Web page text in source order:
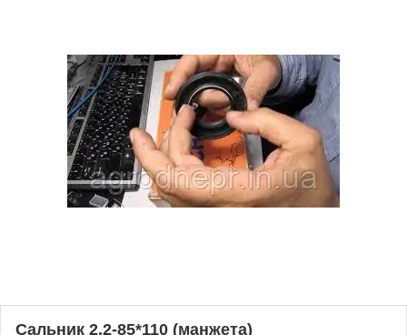
Сальник 2,2-85*110 (манжета)